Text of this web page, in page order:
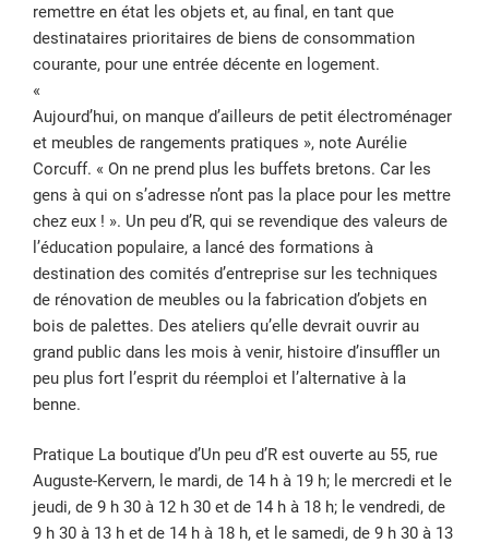
remettre en état les objets et, au final, en tant que
destinataires prioritaires de biens de consommation
courante, pour une entrée décente en logement.
«
Aujourd’hui, on manque d’ailleurs de petit électroménager
et meubles de rangements pratiques », note Aurélie
Corcuff. « On ne prend plus les buffets bretons. Car les
gens à qui on s’adresse n’ont pas la place pour les mettre
chez eux ! ». Un peu d’R, qui se revendique des valeurs de
l’éducation populaire, a lancé des formations à
destination des comités d’entreprise sur les techniques
de rénovation de meubles ou la fabrication d’objets en
bois de palettes. Des ateliers qu’elle devrait ouvrir au
grand public dans les mois à venir, histoire d’insuffler un
peu plus fort l’esprit du réemploi et l’alternative à la
benne.
Pratique La boutique d’Un peu d’R est ouverte au 55, rue
Auguste-Kervern, le mardi, de 14 h à 19 h; le mercredi et le
jeudi, de 9 h 30 à 12 h 30 et de 14 h à 18 h; le vendredi, de
9 h 30 à 13 h et de 14 h à 18 h, et le samedi, de 9 h 30 à 13